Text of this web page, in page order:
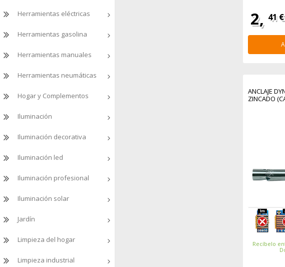
Herramientas eléctricas
Herramientas gasolina
Herramientas manuales
Herramientas neumáticas
Hogar y Complementos
Iluminación
Iluminación decorativa
Iluminación led
Iluminación profesional
Iluminación solar
Jardín
Limpieza del hogar
Limpieza industrial
2, 41 €
ANCLAJE
ZINCADO
Recíbelo